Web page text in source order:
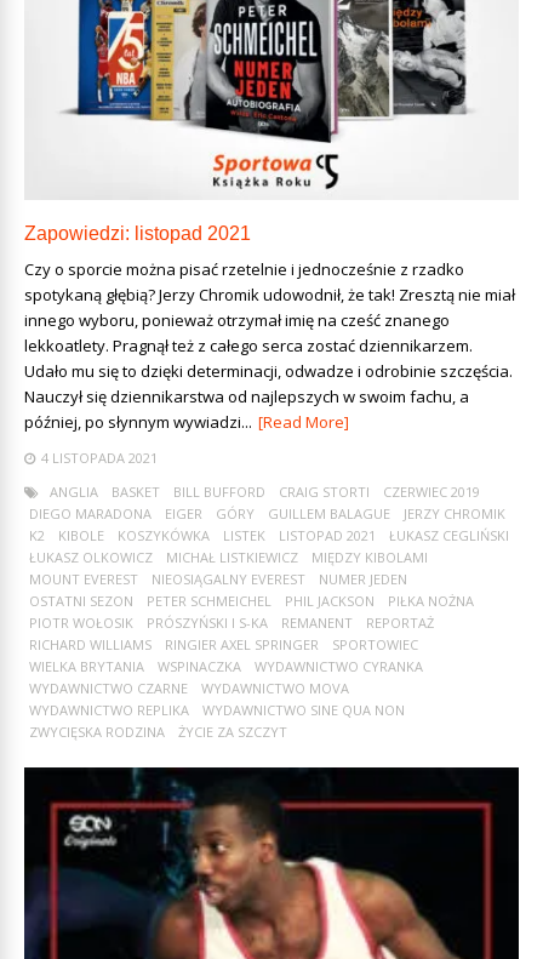
Zapowiedzi: listopad 2021
Czy o sporcie można pisać rzetelnie i jednocześnie z rzadko
spotykaną głębią? Jerzy Chromik udowodnił, że tak! Zresztą nie miał
innego wyboru, ponieważ otrzymał imię na cześć znanego
lekkoatlety. Pragnął też z całego serca zostać dziennikarzem.
Udało mu się to dzięki determinacji, odwadze i odrobinie szczęścia.
Nauczył się dziennikarstwa od najlepszych w swoim fachu, a
później, po słynnym wywiadzi... [Read More]
4 LISTOPADA 2021
ANGLIA
BASKET BILL BUFFORD CRAIG STORTI
CZERWIEC 2019
DIEGO MARADONA
EIGER GÓRY GUILLEM BALAGUE
JERZY CHROMIK
K2
KIBOLE KOSZYKÓWKA LISTEK LISTOPAD 2021
ŁUKASZ CEGLIŃSKI
ŁUKASZ OLKOWICZ
MICHAŁ LISTKIEWICZ
MIĘDZY KIBOLAMI
MOUNT EVEREST
NIEOSIĄGALNY EVEREST
NUMER JEDEN
OSTATNI SEZON
PETER SCHMEICHEL PHIL JACKSON
PIŁKA NOŻNA
PIOTR WOŁOSIK
PRÓSZYŃSKI I S-KA REMANENT
REPORTAŻ
RICHARD WILLIAMS
RINGIER AXEL SPRINGER
SPORTOWIEC
WIELKA BRYTANIA
WSPINACZKA
WYDAWNICTWO CYRANKA
WYDAWNICTWO CZARNE
WYDAWNICTWO MOVA
WYDAWNICTWO REPLIKA
WYDAWNICTWO SINE QUA NON
ZWYCIĘSKA RODZINA
ŻYCIE ZA SZCZYT